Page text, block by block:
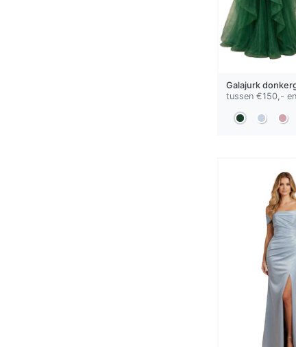
Galajurk
tussen €150,-